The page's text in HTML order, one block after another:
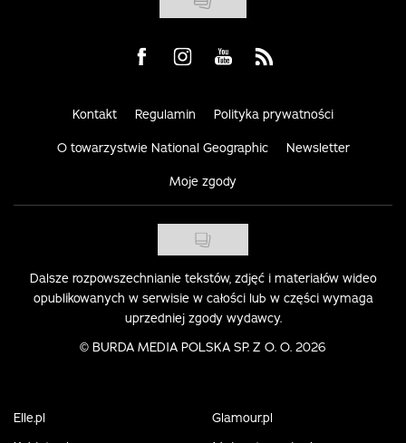
Visit us on Facebook
Visit us on Instagram
Visit us on Youtube
Visit us on Rss
Kontakt Regulamin Polityka prywatności
O towarzystwie National Geographic Newsletter
Moje zgody
Dalsze rozpowszechnianie tekstów, zdjęć i materiałów wideo
opublikowanych w serwisie w całości lub w części wymaga
uprzedniej zgody wydawcy.
© BURDA MEDIA POLSKA SP. Z O. O. 2026
Elle.pl
Glamour.pl